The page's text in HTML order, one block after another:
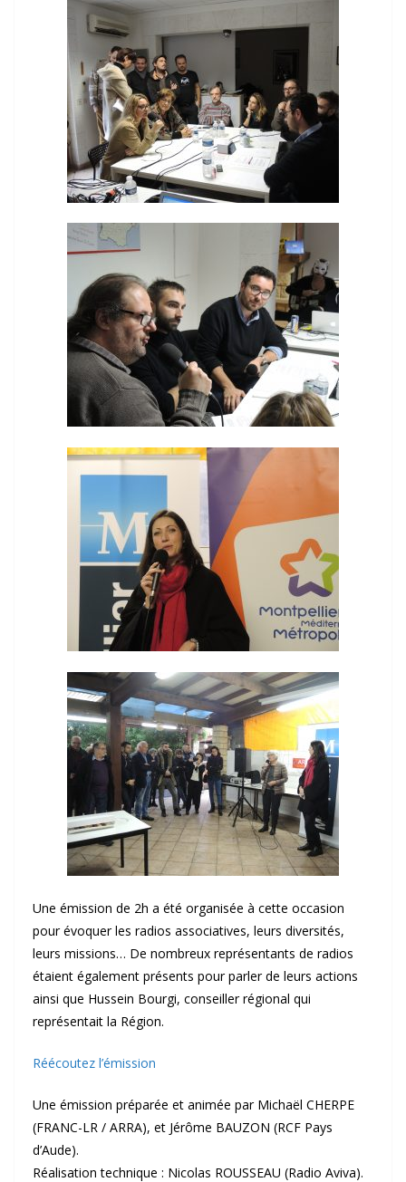
Une émission de 2h a été organisée à cette occasion
pour évoquer les radios associatives, leurs diversités,
leurs missions… De nombreux représentants de radios
étaient également présents pour parler de leurs actions
ainsi que Hussein Bourgi, conseiller régional qui
représentait la Région.
Réécoutez l’émission
Une émission préparée et animée par Michaël CHERPE
(FRANC-LR / ARRA), et Jérôme BAUZON (RCF Pays
d’Aude).
Réalisation technique : Nicolas ROUSSEAU (Radio Aviva).